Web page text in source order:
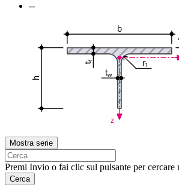
--
b
h
t
f
tw
r1
z
Mostra serie
Premi Invio o fai clic sul pulsante per cercare
Cerca